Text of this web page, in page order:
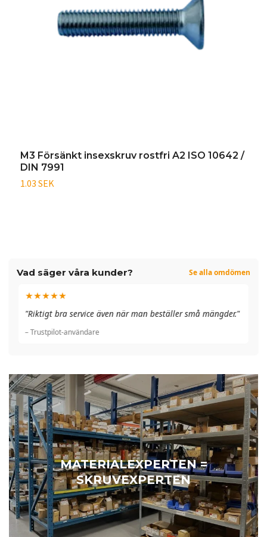
Vad säger våra kunder? Se alla omdömen
★★★★★
"Riktigt bra service även när man beställer små mängder."
– Trustpilot-användare
MATERIALEXPERTEN =
SKRUVEXPERTEN
M3 Försänkt insexskruv rostfri A2 ISO 10642 /
DIN 7991
1.03 SEK